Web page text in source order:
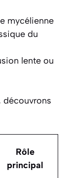
mycélienne
du
lente ou
découvrons
Rôle
principal